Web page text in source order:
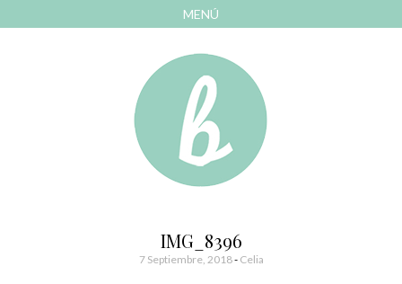
MENÚ
Bonitismos
IMG_8396
7 Septiembre, 2018- Celia